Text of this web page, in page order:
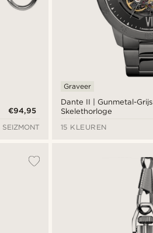
€94,95
SEIZMONT
Dante II | Gunmetal-Grijs
Skelethorloge
Graveer
15 KLEUREN